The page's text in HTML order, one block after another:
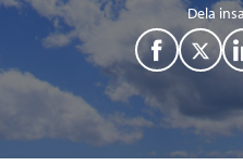
Dela
F
T
i